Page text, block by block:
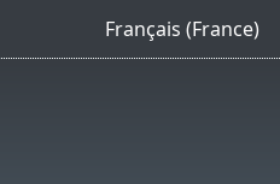
Français (France)